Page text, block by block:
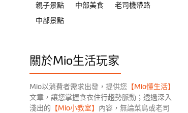
親子景點
中部美食
老司機帶路
中部景點
關於Mio生活玩家
Mio以消費者需求出發，提供您 【Mio懂生活】
文章，讓您掌握食衣住行趨勢脈動；透過深入
淺出的 【Mio小教室】 內容，無論菜鳥或老司